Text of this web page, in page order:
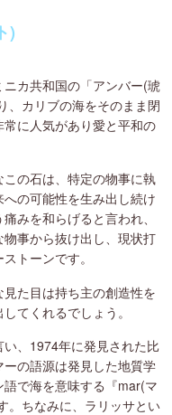
)
カ共和国の「アンバー(琥
、カリブの海をそのまま閉
に人気があり愛と平和の
の石は、特定の物事に執
の可能性を生み出し続け
みを和らげると言われ、
事から抜け出し、現状打
トーンです。
た目は持ち主の創造性を
てくれるでしょう。
、1974年に発見された比
の語源は発見した地質学
で海を意味する『mar(マ
。ちなみに、ラリッサとい